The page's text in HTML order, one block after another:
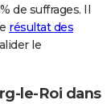
de suffrages. Il
résultat des
le
le-Roi dans